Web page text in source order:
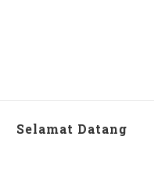
Selamat Datang